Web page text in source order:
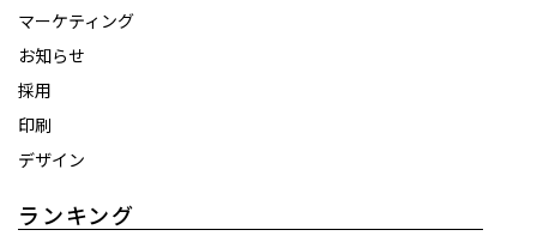
マーケティング
お知らせ
採用
印刷
デザイン
ランキング